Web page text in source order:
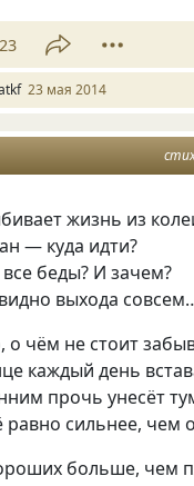
23
23 мая 2014
жизнь из
— куда идти?
беды? И зачем?
выхода
о чём не стоит
каждый день
прочь унесёт
равно сильнее, чем
больше, чем